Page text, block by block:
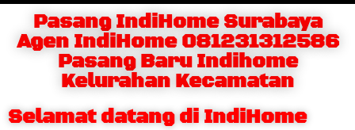
Pasang IndiHome Surabaya
Agen IndiHome 081231312586
Pasang Baru Indihome
Kelurahan Kecamatan
Selamat datang di IndiHome